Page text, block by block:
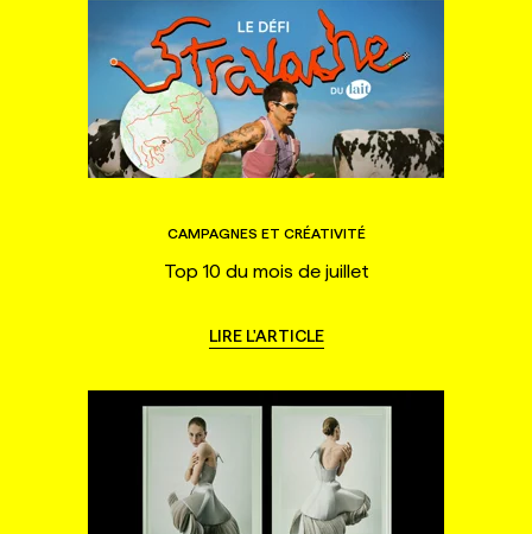
CAMPAGNES ET CRÉATIVITÉ
Top 10 du mois de juillet
LIRE L'ARTICLE